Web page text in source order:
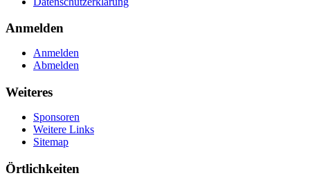
Anmelden
Anmelden
Abmelden
Weiteres
Sponsoren
Weitere Links
Sitemap
Örtlichkeiten